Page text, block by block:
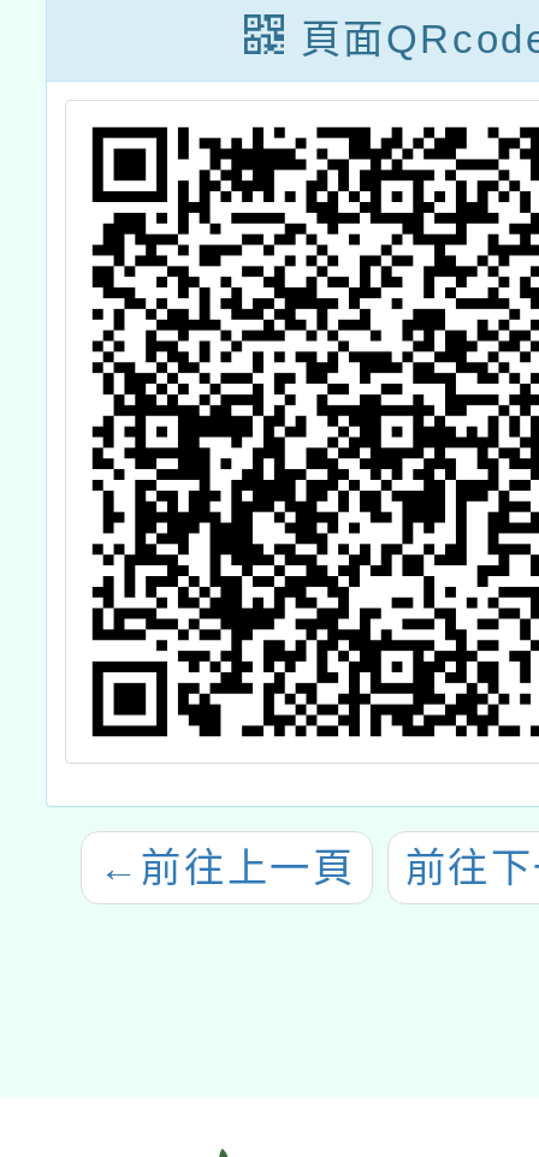
書」及《桃園市
客語志願服務兒
童繪本》著色比
賽宣傳資料」各
1份
頁面
← 前往上一頁 前往